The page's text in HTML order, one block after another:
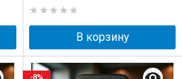
В корзину